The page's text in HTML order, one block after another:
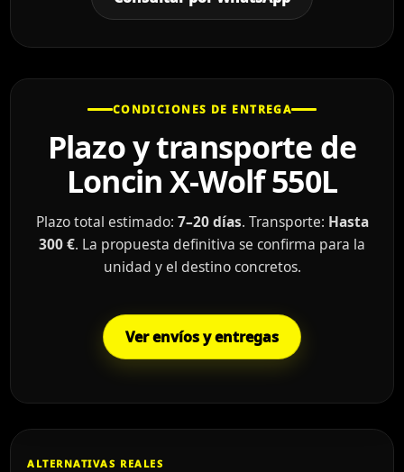
CONDICIONES DE ENTREGA
Plazo y transporte de
Loncin X-Wolf 550L
Plazo total estimado: 7–20 días. Transporte: Hasta
300 €. La propuesta definitiva se confirma para la
unidad y el destino concretos.
Ver envíos y entregas
ALTERNATIVAS REALES